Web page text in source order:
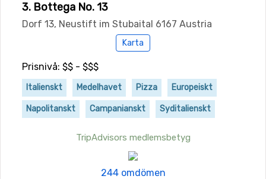
3. Bottega No. 13
Dorf 13, Neustift im Stubaital 6167 Austria
Karta
Prisnivå: $$ - $$$
Italienskt Medelhavet Pizza Europeiskt
Napolitanskt Campanianskt Syditalienskt
TripAdvisors medlemsbetyg
244 omdömen